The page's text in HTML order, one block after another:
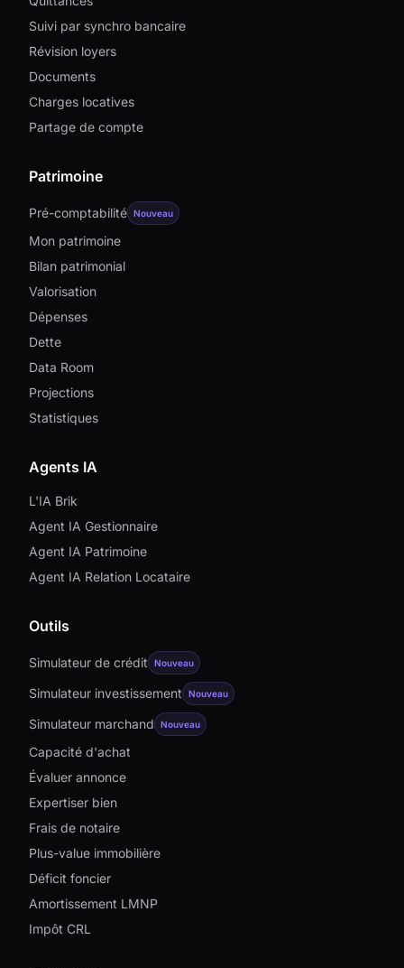
Suivi par synchro bancaire
Révision loyers
Documents
Charges locatives
Partage de compte
Patrimoine
Pré-comptabilité Nouveau
Mon patrimoine
Bilan patrimonial
Valorisation
Dépenses
Dette
Data Room
Projections
Statistiques
Agents IA
L'IA Brik
Agent IA Gestionnaire
Agent IA Patrimoine
Agent IA Relation Locataire
Outils
Simulateur de crédit Nouveau
Simulateur investissement Nouveau
Simulateur marchand Nouveau
Capacité d'achat
Évaluer annonce
Expertiser bien
Frais de notaire
Plus-value immobilière
Déficit foncier
Amortissement LMNP
Impôt CRL